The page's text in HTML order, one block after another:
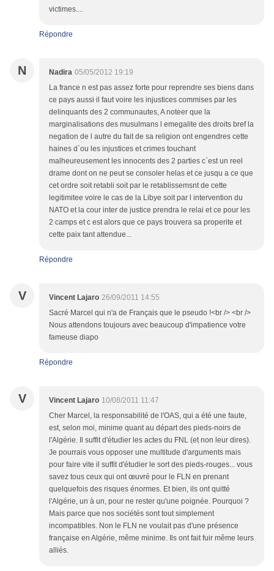
victimes....
Répondre
N Nadira 05/05/2012 19:19
La france n est pas assez forte pour reprendre ses biens dans
ce pays aussi il faut voire les injustices commises par les
delinquants des 2 communautes, A noteer que la
marginalisations des musulmans l emegalite des droits bref la
negation de l autre du fait de sa religion ont engendres cette
haines d`ou les injustices et crimes touchant
malheureusement les innocents des 2 parties c`est un reel
drame dont on ne peut se consoler helas et ce jusqu a ce que
cet ordre soit retabli soit par le retablissemsnt de cette
legitimitee voire le cas de la Libye soit par l intervention du
NATO et la cour inter de justice prendra le relai et ce pour les
2 camps et c est alors que ce pays trouvera sa properite et
cette paix tant attendue...
Répondre
V Vincent Lajaro 26/09/2011 14:55
Sacré Marcel qui n'a de Français que le pseudo !<br /> <br />
Nous attendons toujours avec beaucoup d'impatience votre
fameuse diapo
Répondre
V Vincent Lajaro 10/08/2011 11:47
Cher Marcel, la responsabilité de l'OAS, qui a été une faute,
est, selon moi, minime quant au départ des pieds-noirs de
l'Algérie. Il suffit d'étudier les actes du FNL (et non leur dires).
Je pourrais vous opposer une multitude d'arguments mais
pour faire vite il suffit d'étudier le sort des pieds-rouges... vous
savez tous ceux qui ont œuvré pour le FLN en prenant
quelquefois des risques énormes. Et bien, ils ont quitté
l'Algérie, un à un, pour ne rester qu'une poignée. Pourquoi ?
Mais parce que nos sociétés sont tout simplement
incompatibles. Non le FLN ne voulait pas d'une présence
française en Algérie, même minime. Ils ont fait fuir même leurs
alliés.